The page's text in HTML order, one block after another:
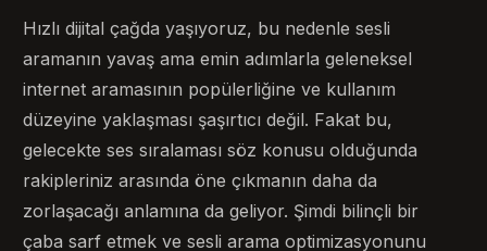
Hızlı dijital çağda yaşıyoruz, bu nedenle sesli
aramanın yavaş ama emin adımlarla geleneksel
internet aramasının popülerliğine ve kullanım
düzeyine yaklaşması şaşırtıcı değil. Fakat bu,
gelecekte ses sıralaması söz konusu olduğunda
rakipleriniz arasında öne çıkmanın daha da
zorlaşacağı anlamına da geliyor. Şimdi bilinçli bir
çaba sarf etmek ve sesli arama optimizasyonunu